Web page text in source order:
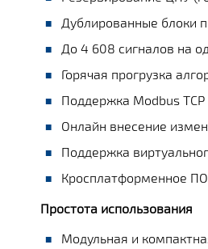
Дублированные блоки
До 4 608 сигналов на
Горячая прогрузка
Поддержка Modbus TCP
Онлайн внесение
Поддержка
Кросплатформенное
Простота использования
Модульная и